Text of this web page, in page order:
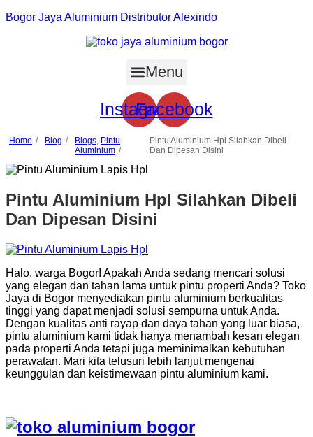
Bogor Jaya Aluminium Distributor Alexindo
Menu
Instagram
Facebook
Home Blog Blogs Pintu
Aluminium
Pintu Aluminium Hpl Silahkan Dibeli
Dan Dipesan Disini
Pintu Aluminium Hpl Silahkan Dibeli
Dan Dipesan Disini
Halo, warga Bogor! Apakah Anda sedang mencari solusi
yang elegan dan tahan lama untuk pintu properti Anda? Toko
Jaya di Bogor menyediakan pintu aluminium berkualitas
tinggi yang dapat menjadi solusi sempurna untuk Anda.
Dengan kualitas anti rayap dan daya tahan yang luar biasa,
pintu aluminium kami tidak hanya menambah kesan elegan
pada properti Anda tetapi juga meminimalkan kebutuhan
perawatan. Mari kita telusuri lebih lanjut mengenai
keunggulan dan keistimewaan pintu aluminium kami.